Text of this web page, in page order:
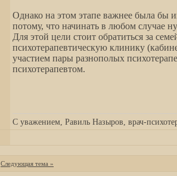
Однако на этом этапе важнее была бы
потому, что начинать в любом случае
Для этой цели стоит обратиться за
психотерапевтическую клинику
участием пары разнополых
психотерапевтом.
С уважением, Равиль Назыров, врач-
Следующая тема »